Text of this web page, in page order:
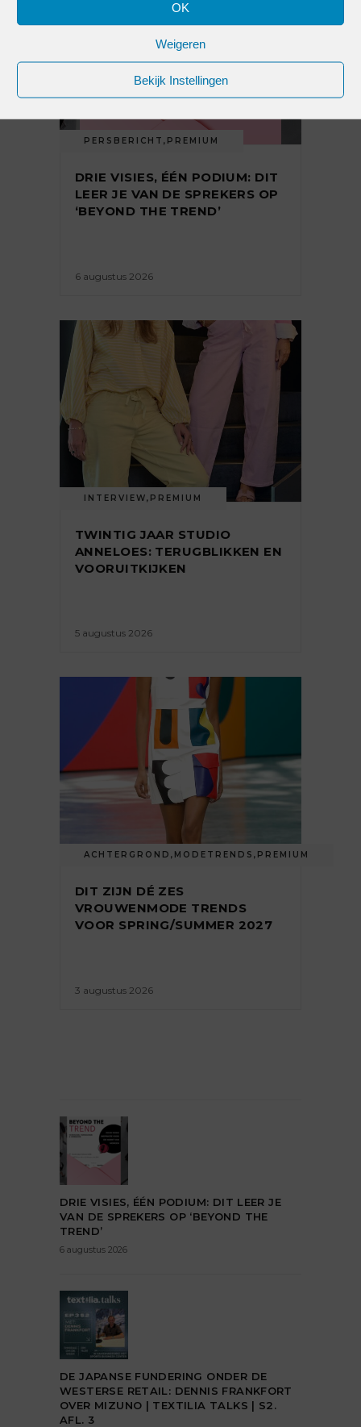
OK
Weigeren
Bekijk Instellingen
PERSBERICHT , PREMIUM
DRIE VISIES, ÉÉN PODIUM: DIT
LEER JE VAN DE SPREKERS OP
‘BEYOND THE TREND’
6 augustus 2026
INTERVIEW, PREMIUM
TWINTIG JAAR STUDIO
ANNELOES: TERUGBLIKKEN EN
VOORUITKIJKEN
5 augustus 2026
ACHTERGROND , MODETRENDS , PREMIUM
DIT ZIJN DÉ ZES
VROUWENMODE TRENDS
VOOR SPRING/SUMMER 2027
3 augustus 2026
DRIE VISIES, ÉÉN PODIUM: DIT LEER JE
VAN DE SPREKERS OP ‘BEYOND THE
TREND’
6 augustus 2026
DE JAPANSE FUNDERING ONDER DE
WESTERSE RETAIL: DENNIS FRANKFORT
OVER MIZUNO | TEXTILIA TALKS | S2.
AFL. 3